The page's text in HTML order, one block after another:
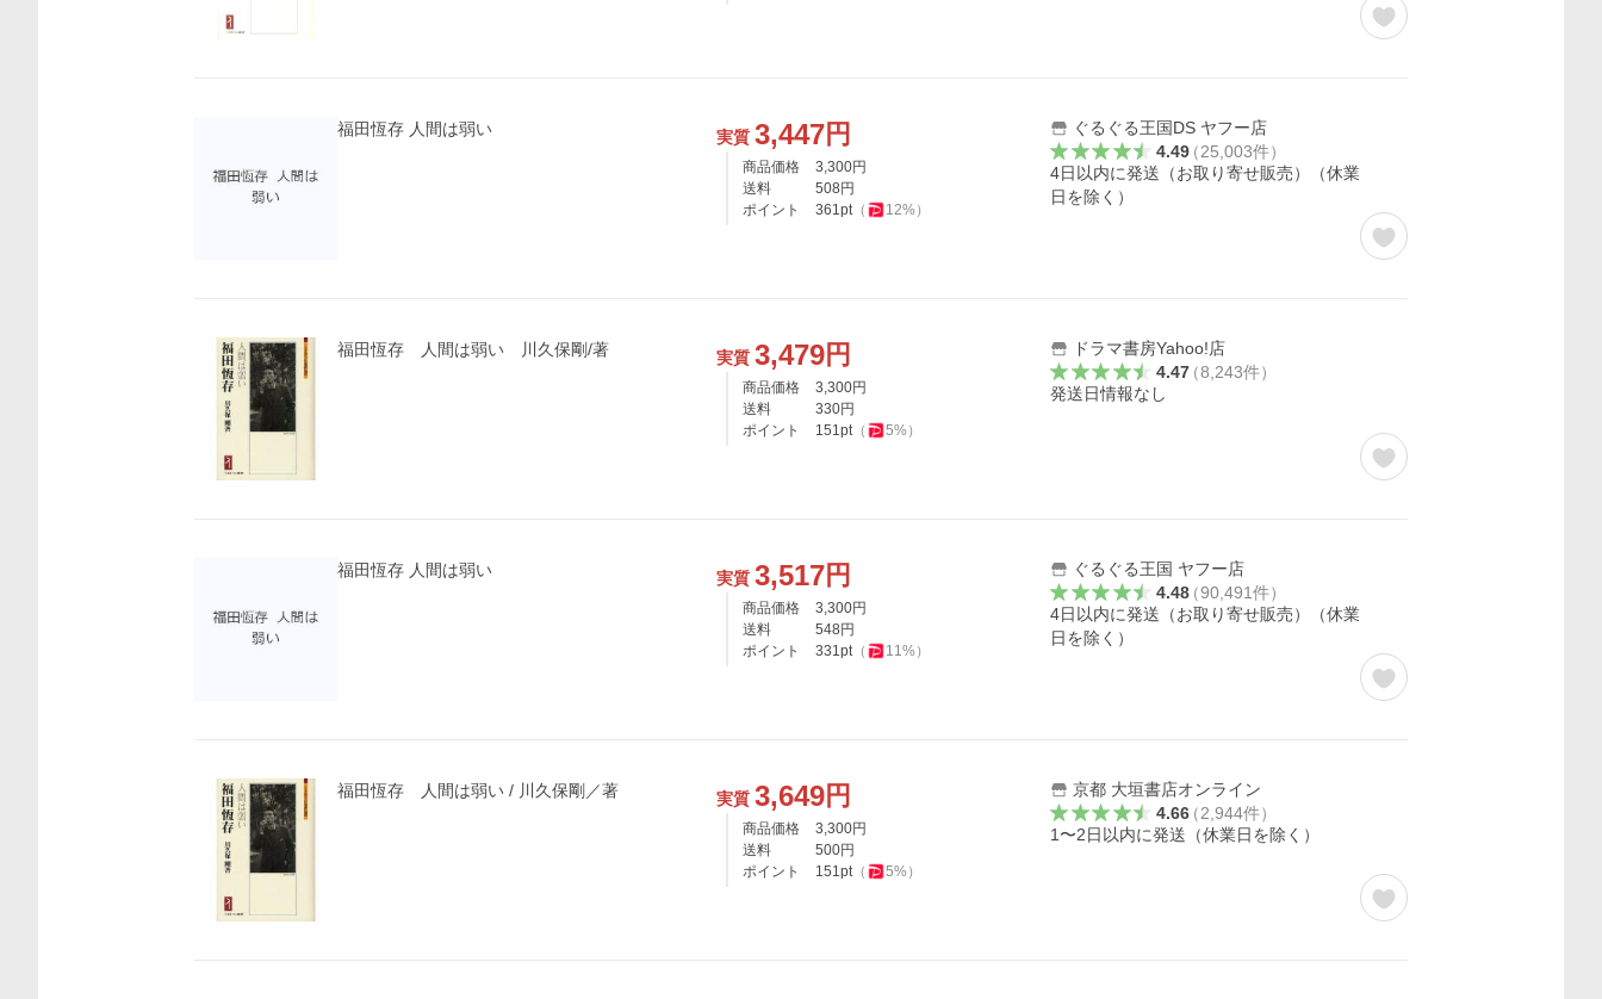
福田恆存 人間は弱い 実質 3,447円
商品価格 3,300円
送料
508 円
ポイント
361pt（ 12%）
ぐるぐる王国DS ヤフー店
4.49（25,003件）
4日以内に発送（お取り寄せ販売）（休業
日を除く）
福田恆存 人間は弱い 川久保剛/著 実質 3,479円
商品価格 3,300円
送料
330円
ポイント
151pt（ 5%）
ドラマ書房Yahoo!店
4.47（8,243件）
発送日情報なし
福田恆存 人間は弱い 実質 3,517円
商品価格 3,300円
送料
548 円
ポイント
331pt（ 11%）
ぐるぐる王国 ヤフー店
4.48（90,491件）
4日以内に発送（お取り寄せ販売）（休業
日を除く）
福田恆存 人間は弱い / 川久保剛／著 実質 3,649円
商品価格 3,300円
送料
500円
ポイント
151pt（ 5%）
京都 大垣書店オンライン
4.66（2,944件）
1〜2日以内に発送（休業日を除く）